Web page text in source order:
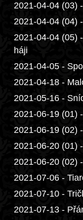
2021-04-04 (03)
2021-04-04 (04)
2021-04-04 (05)
háji
2021-04-05 -
2021-04-18 -
2021-05-16 -
2021-06-19 (01)
2021-06-19 (02)
2021-06-20 (01)
2021-06-20 (02)
2021-07-06 -
2021-07-10 -
2021-07-13 -